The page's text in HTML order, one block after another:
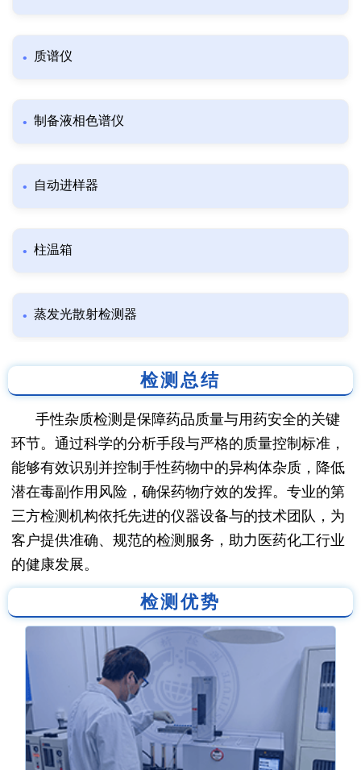
质谱仪
制备液相色谱仪
自动进样器
柱温箱
蒸发光散射检测器
检测总结
手性杂质检测是保障药品质量与用药安全的关键
环节。通过科学的分析手段与严格的质量控制标准，
能够有效识别并控制手性药物中的异构体杂质，降低
潜在毒副作用风险，确保药物疗效的发挥。专业的第
三方检测机构依托先进的仪器设备与的技术团队，为
客户提供准确、规范的检测服务，助力医药化工行业
的健康发展。
检测优势